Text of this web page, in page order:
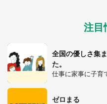
注目
全国の優しさ集
た。
仕事に家事に子育
ゼロまる